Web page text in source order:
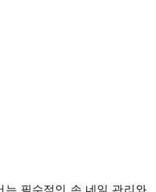
필수적인 손 네일 관리와